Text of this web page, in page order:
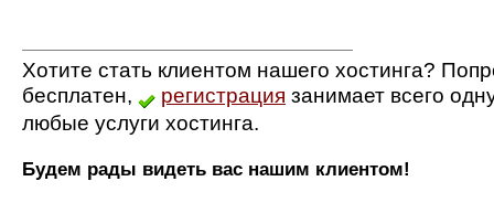
Хотите стать клиентом нашего хостинга?
бесплатен,
регистрация занимает всего
любые услуги хостинга.
Будем рады видеть вас нашим клиентом!